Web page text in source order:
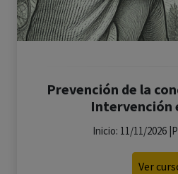
Prevención de la
Intervención
Inicio: 11/11/2026
Ver